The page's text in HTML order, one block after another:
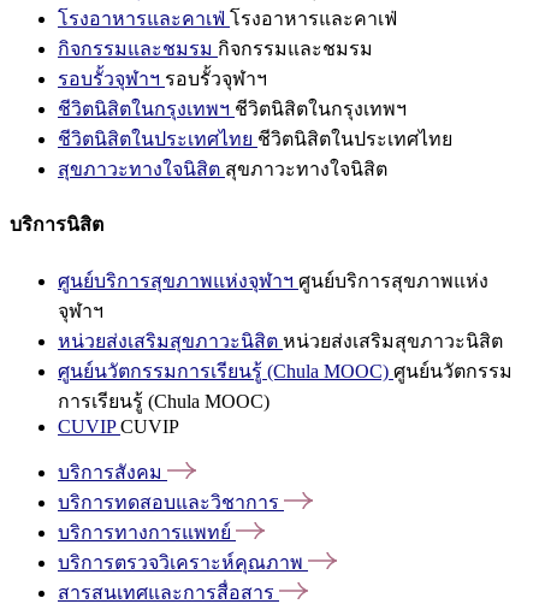
โรงอาหารและคาเฟ่ โรงอาหารและคาเฟ่
กิจกรรมและชมรม กิจกรรมและชมรม
รอบรั้วจุฬาฯ รอบรั้วจุฬาฯ
ชีวิตนิสิตในกรุงเทพฯ ชีวิตนิสิตในกรุงเทพฯ
ชีวิตนิสิตในประเทศไทย ชีวิตนิสิตในประเทศไทย
สุขภาวะทางใจนิสิต สุขภาวะทางใจนิสิต
บริการนิสิต
ศูนย์บริการสุขภาพแห่งจุฬาฯ ศูนย์บริการสุขภาพแห่ง
จุฬาฯ
หน่วยส่งเสริมสุขภาวะนิสิต หน่วยส่งเสริมสุขภาวะนิสิต
ศูนย์นวัตกรรมการเรียนรู้ (Chula MOOC) ศูนย์นวัตกรรม
การเรียนรู้ (Chula MOOC)
CUVIPCUVIP
บริการสังคม
บริการทดสอบและวิชาการ
บริการทางการแพทย์
บริการตรวจวิเคราะห์คุณภาพ
สารสนเทศและการสื่อสาร